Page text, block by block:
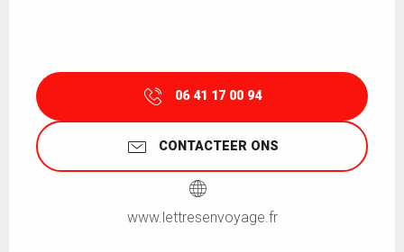
06 41 17 00 94
CONTACTEER ONS
www.lettresenvoyage.fr